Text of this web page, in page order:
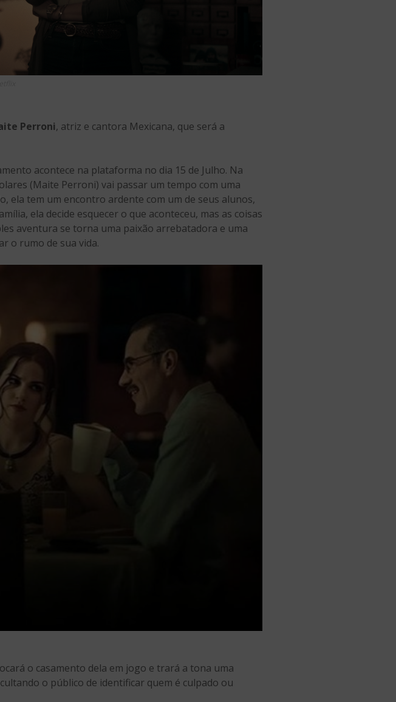
Perroni, atriz e cantora Mexicana, que será a
acontece na plataforma no dia 15 de Julho. Na
(Maite Perroni) vai passar um tempo com uma
ela tem um encontro ardente com um de seus alunos,
ela decide esquecer o que aconteceu, mas as coisas
aventura se torna uma paixão arrebatadora e uma
o rumo de sua vida.
o casamento dela em jogo e trará a tona uma
o público de identificar quem é culpado ou